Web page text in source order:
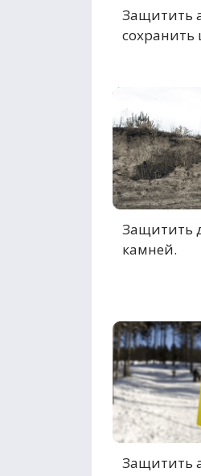
Защитить
сохранить
Защитить
камней.
Защитить